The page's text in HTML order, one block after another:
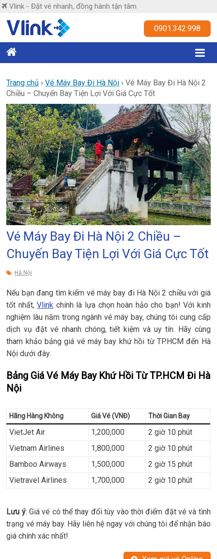
Skip
content
Vlink - Đặt vé nhanh, đồng hành tận tâm
Vlink
nhanh,
đồng
hành
tận
tâm
0901.342.998
Trang chủ ›Vé Máy Bay Đi Hà Nội ›Vé Máy Bay Đi Hà Nội 2
Chiều – Chuyến Bay Tiện Lợi Với Giá Cực Tốt
Vé Máy Bay Đi Hà Nội 2 Chiều –
Chuyến Bay Tiện Lợi Với Giá Cực Tốt
Hà Nội
Nếu bạn đang tìm kiếm vé máy bay đi Hà Nội 2 chiều với giá
tốt nhất,Vlink chính là lựa chọn hoàn hảo cho bạn! Với kinh
nghiệm lâu năm trong ngành vé máy bay, chúng tôi cung cấp
dịch vụ đặt vé nhanh chóng, tiết kiệm và uy tín. Hãy cùng
tham khảo bảng giá vé máy bay khứ hồi từ TP.HCM đến Hà
Nội dưới đây.
Bảng Giá Vé Máy Bay Khứ Hồi Từ TP.HCM Đi Hà
Nội
Hãng Hàng Không Giá Vé (VNĐ) Thời Gian Bay
VietJet Air 1,200,000
2 giờ 10 phút
Vietnam Airlines
1,800,000
2 giờ 10 phút
Bamboo Airways
1,500,000
2 giờ 15 phút
Vietravel Airlines
1,700,000 2 giờ 10 phút
Lưu ý: Giá vé có thể thay đổi tùy vào thời điểm đặt vé và tình
trạng vé máy bay. Hãy liên hệ ngay với chúng tôi để nhận báo
giá chính xác nhất!